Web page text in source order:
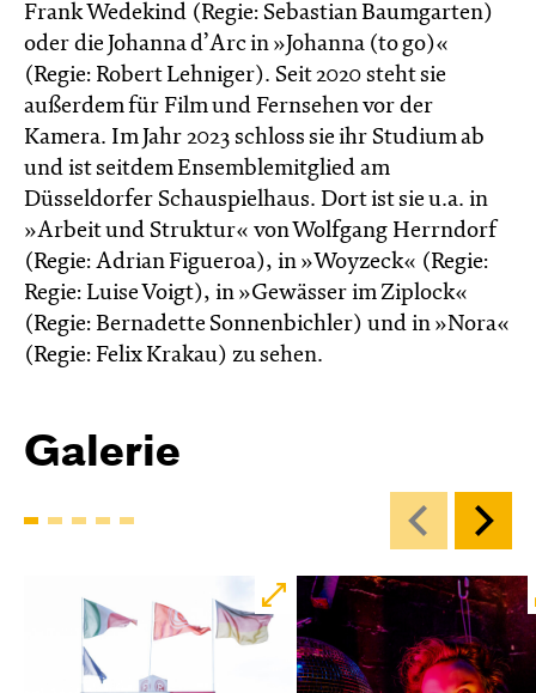
Frank Wedekind (Regie: Sebastian Baumgarten)
oder die Johanna d’Arc in »Johanna (to go)«
(Regie: Robert Lehniger). Seit 2020 steht sie
außerdem für Film und Fernsehen vor der
Kamera. Im Jahr 2023 schloss sie ihr Studium ab
und ist seitdem Ensemblemitglied am
Düsseldorfer Schauspielhaus. Dort ist sie u.a. in
»Arbeit und Struktur« von Wolfgang Herrndorf
(Regie: Adrian Figueroa), in »Woyzeck« (Regie:
Regie: Luise Voigt), in »Gewässer im Ziplock«
(Regie: Bernadette Sonnenbichler) und in »Nora«
(Regie: Felix Krakau) zu sehen.
Galerie